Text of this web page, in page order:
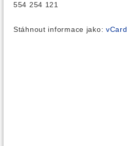
554 254 121
Stáhnout informace jako:vCard